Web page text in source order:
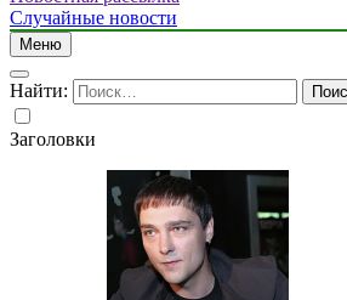
Случайные новости
Меню
Найти:
Заголовки